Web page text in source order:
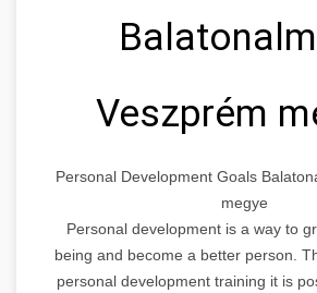
Veszprém
Personal Development Goals
megye
Personal development is a way to
being and become a better person.
personal development training it is